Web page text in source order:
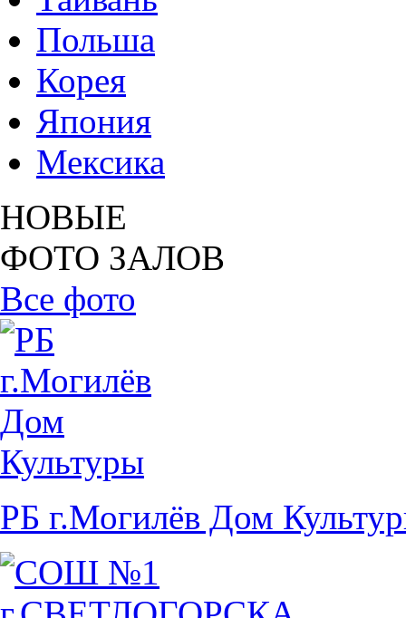
Польша
Корея
Япония
Мексика
НОВЫЕ
ФОТО ЗАЛОВ
Все фото
РБ г.Могилёв Дом